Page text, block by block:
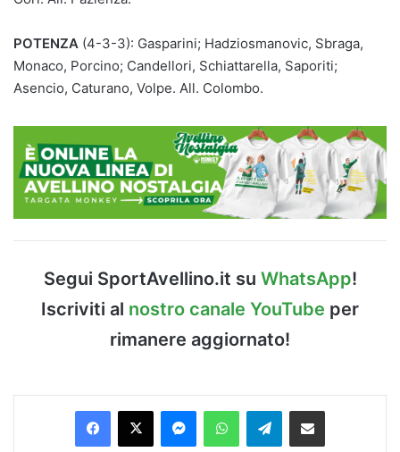
POTENZA (4-3-3): Gasparini; Hadziosmanovic, Sbraga,
Monaco, Porcino; Candellori, Schiattarella, Saporiti;
Asencio, Caturano, Volpe. All. Colombo.
Segui SportAvellino.it su WhatsApp!
Iscriviti al nostro canale YouTube per
rimanere aggiornato!
Facebook
X MessengerWhatsAppTelegramCondividi via Email